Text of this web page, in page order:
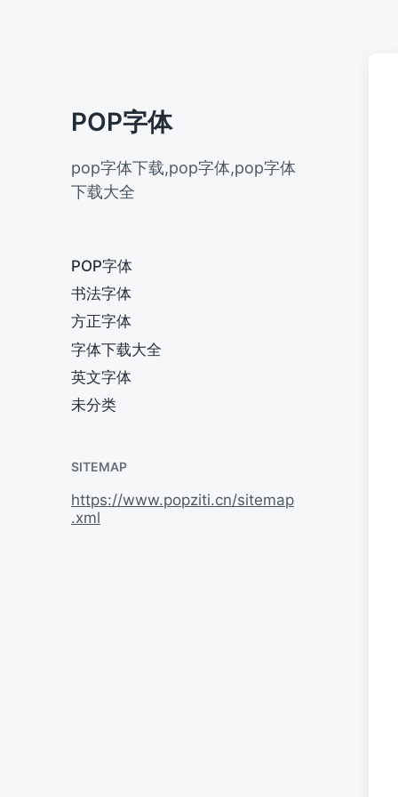
POP字体
pop字体下载,pop字体,pop字体
下载大全
POP字体
书法字体
方正字体
字体下载大全
英文字体
未分类
SITEMAP
https://www.popziti.cn/sitemap
.xml